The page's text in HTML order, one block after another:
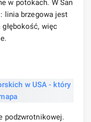
w potokach. W San
linia brzegowa jest
więc
podzwrotnikowej.